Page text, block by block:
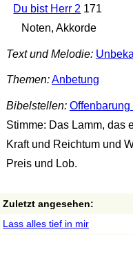
Du bist Herr 2 171
Noten, Akkorde
Text und Melodie:
Themen:Anbetung
Bibelstellen: Offenbarung
Stimme: Das Lamm, das
Kraft und Reichtum und
Preis und Lob.
Zuletzt angesehen:
Lass alles tief in mir